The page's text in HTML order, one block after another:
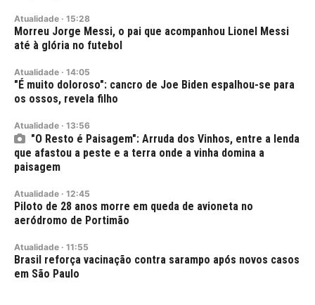
Atualidade · 15:28
Morreu Jorge Messi, o pai que acompanhou Lionel Messi
até à glória no futebol
Atualidade · 14:05
"É muito doloroso": cancro de Joe Biden espalhou-se para
os ossos, revela filho
Atualidade · 13:56
"O Resto é Paisagem": Arruda dos Vinhos, entre a lenda
que afastou a peste e a terra onde a vinha domina a
paisagem
Atualidade · 12:45
Piloto de 28 anos morre em queda de avioneta no
aeródromo de Portimão
Atualidade · 11:55
Brasil reforça vacinação contra sarampo após novos casos
em São Paulo